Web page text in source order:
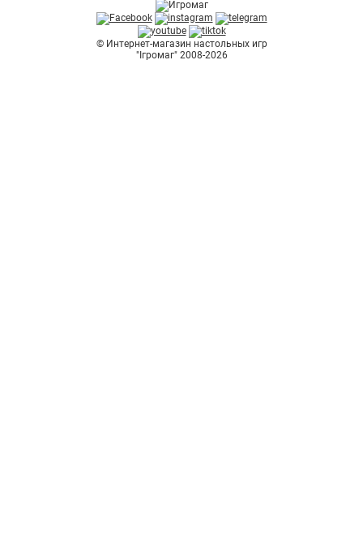
© Интернет-магазин настольных игр
"Ігромаг" 2008-2026